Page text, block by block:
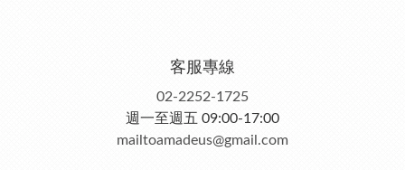
客服專線
02-2252-1725
週一至週五 09:00-17:00
mailtoamadeus@gmail.com